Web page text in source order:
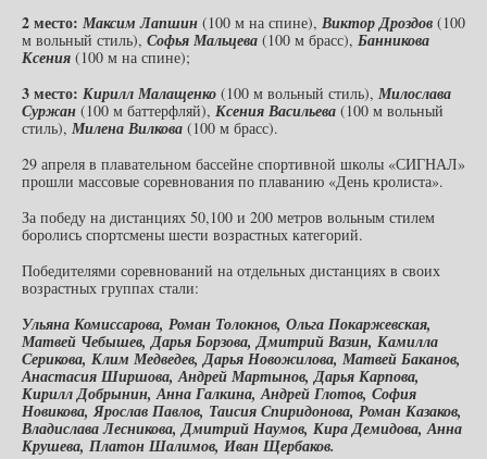
2 место: Максим Лапшин (100 м на спине), Виктор Дроздов (100
м вольный стиль), Софья Мальцева (100 м брасс), Банникова
Ксения (100 м на спине);
3 место: Кирилл Малащенко (100 м вольный стиль), Милослава
Суржан (100 м баттерфляй), Ксения Васильева (100 м вольный
стиль), Милена Вилкова (100 м брасс).
29 апреля в плавательном бассейне спортивной школы «СИГНАЛ»
прошли массовые соревнования по плаванию «День кролиста».
За победу на дистанциях 50,100 и 200 метров вольным стилем
боролись спортсмены шести возрастных категорий.
Победителями соревнований на отдельных дистанциях в своих
возрастных группах стали:
Ульяна Комиссарова, Роман Толокнов, Ольга Покаржевская,
Матвей Чебышев, Дарья Борзова, Дмитрий Вазин, Камилла
Серикова, Клим Медведев, Дарья Новожилова, Матвей Баканов,
Анастасия Ширшова, Андрей Мартынов, Дарья Карпова,
Кирилл Добрынин, Анна Галкина, Андрей Глотов, София
Новикова, Ярослав Павлов, Таисия Спиридонова, Роман Казаков,
Владислава Лесникова, Дмитрий Наумов, Кира Демидова, Анна
Крушева, Платон Шалимов, Иван Щербаков.